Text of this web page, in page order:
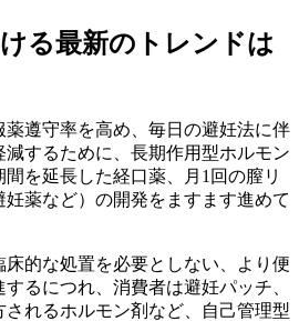
る最新のトレンドは
遵守率を高め、毎日の避妊法に伴
減するために、長期作用型ホルモン
を延長した経口薬、月1回の膣リ
薬など）の開発をますます進めて
床的な処置を必要としない、より便
るにつれ、消費者は避妊パッチ、
されるホルモン剤など、自己管理型